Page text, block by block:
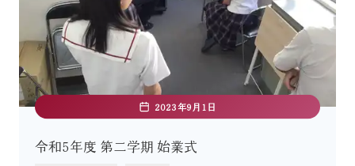
2023年9月1日
令和5年度 第二学期 始業式